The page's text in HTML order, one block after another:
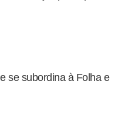
se subordina à Folha e